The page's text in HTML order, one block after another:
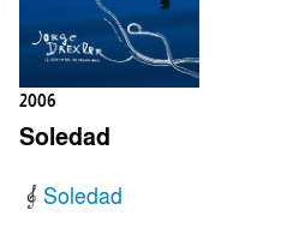
2006
Soledad
Soledad